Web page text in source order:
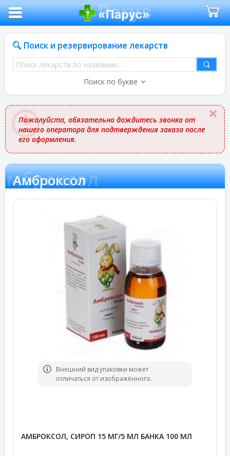
Поиск и резервирование лекарств
Поиск
лекарств
названию
Поиск по букве
Пожалуйста, обязательно дождитесь звонка от
нашего оператора для подтверждения заказа после
его оформления.
Амброксол
Bнешний вид упаковки может
отличаться от изображённого.
АМБРОКСОЛ, СИРОП 15 МГ/5 МЛ БАНКА 100 МЛ